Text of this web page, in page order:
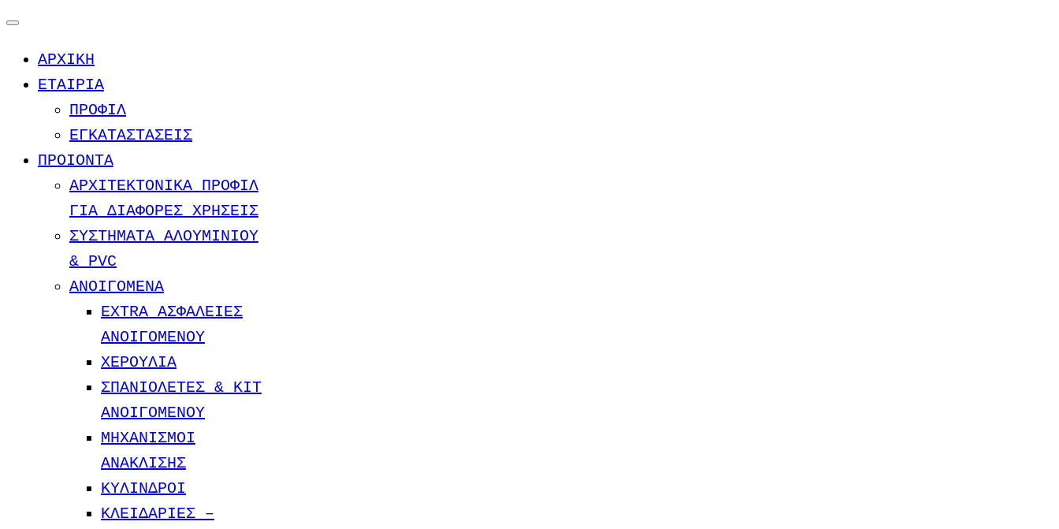
Μετάβαση
περιεχόμενο
ΑΡΧΙΚΗ
ΕΤΑΙΡΙΑ
ΠΡΟΦΙΛ
ΕΓΚΑΤΑΣΤΑΣΕΙΣ
ΠΡΟΙΟΝΤΑ
ΑΡΧΙΤΕΚΤΟΝΙΚΑ ΠΡΟΦΙΛ
ΓΙΑ ΔΙΑΦΟΡΕΣ ΧΡΗΣΕΙΣ
ΣΥΣΤΗΜΑΤΑ ΑΛΟΥΜΙΝΙΟΥ
& PVC
ΑΝΟΙΓΟΜΕΝΑ
EXTRA ΑΣΦΑΛΕΙΕΣ
ΑΝΟΙΓΟΜΕΝΟΥ
ΧΕΡΟΥΛΙΑ
ΣΠΑΝΙΟΛΕΤΕΣ & ΚΙΤ
ΑΝΟΙΓΟΜΕΝΟΥ
ΜΗΧΑΝΙΣΜΟΙ
ΑΝΑΚΛΙΣΗΣ
ΚΥΛΙΝΔΡΟΙ
ΚΛΕΙΔΑΡΙΕΣ –